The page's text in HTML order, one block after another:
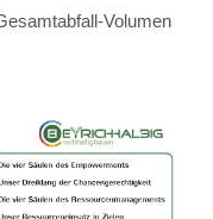
Volumen